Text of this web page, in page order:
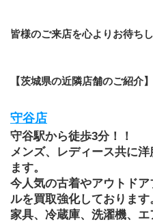
皆様のご来店を心よりお待ち
【茨城県の近隣店舗のご紹介】
守谷店
守谷駅から徒歩3分！！
メンズ、レディース共に
ます。
今人気の古着やアウトド
ルを買取強化しております
家具、冷蔵庫、洗濯機、